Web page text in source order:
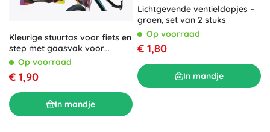
Kleurige stuurtas voor fiets en
step met gaasvak voor
telefoon
Op voorraad
€ 1,90
In mandje
Lichtgevende ventieldopjes –
groen, set van 2 stuks
Op voorraad
€ 1,80
In mandje